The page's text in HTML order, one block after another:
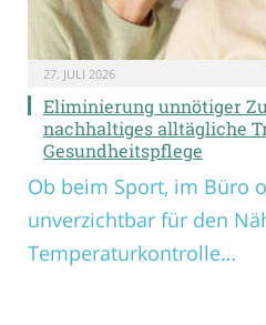
27. JULI 2026
Eliminierung unnötiger
nachhaltiges alltägliche
Gesundheitspflege
Ob beim Sport, im Büro
unverzichtbar für den
Temperaturkontrolle…